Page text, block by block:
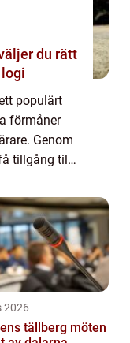
populärt
förmåner
Genom
tillgång till
2026
tällberg möten